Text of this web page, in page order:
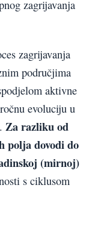
zagrijavanja
zagrijavanja
područjima
aktivne
evoluciju u
Za razliku od
polja dovodi do
(mirnoj)
s ciklusom